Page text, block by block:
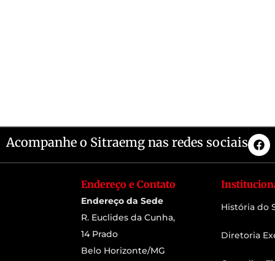
Acompanhe o Sitraemg nas redes sociais
Endereço e Contato
Endereço da Sede
R. Euclides da Cunha,
14 Prado
Belo Horizonte/MG
História do
Diretoria